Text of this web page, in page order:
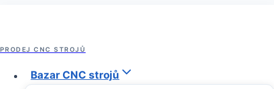
obsah
PRODEJ CNC STROJŮ
Bazar CNC strojů